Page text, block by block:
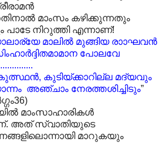
മാംസം കഴിക്കുന്നതും
പാടേ നിറുത്തി എന്നാണ്!
മാലിൽ മുങ്ങിയ രാ‍ാഘവൻ
പോലവേ
കുടിയ്ക്കാറില്ല മദ്യവും
അഞ്ചാം നേരത്തശിച്ചിടും”
മാംസാഹാരികൾ
അത് സ്വാതിയുടെ
മാറുകയും